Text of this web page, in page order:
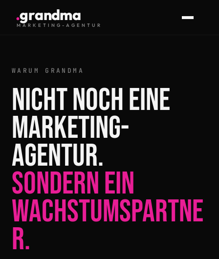
.grandma
MARKETING-AGENTUR
WARUM GRANDMA
NICHT NOCH EINE
MARKETING-
AGENTUR.
SONDERN EIN
WACHSTUMSPARTNE
R.